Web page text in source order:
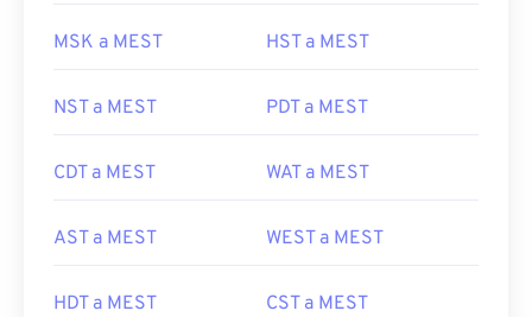
MSK a MEST HST a MEST
NST a MEST PDT a MEST
CDT a MEST WAT a MEST
AST a MEST WEST a MEST
HDT a MEST CST a MEST